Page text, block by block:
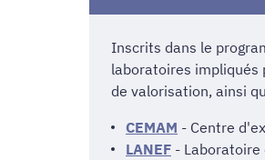
Inscrits dans le
laboratoires impliqués
de valorisation, ainsi
CEMAM - Centre
LANEF -